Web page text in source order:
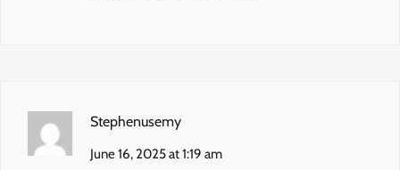
Stephenusemy
June 16, 2025 at 1:19 am